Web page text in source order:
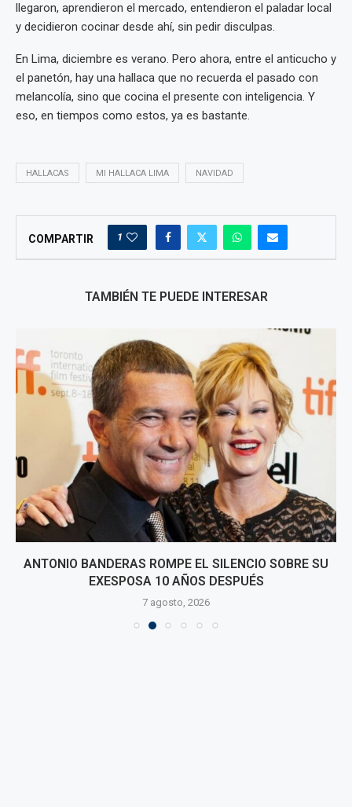
llegaron, aprendieron el mercado, entendieron el paladar local
y decidieron cocinar desde ahí, sin pedir disculpas.
En Lima, diciembre es verano. Pero ahora, entre el anticucho y
el panetón, hay una hallaca que no recuerda el pasado con
melancolía, sino que cocina el presente con inteligencia. Y
eso, en tiempos como estos, ya es bastante.
HALLACAS MI HALLACA LIMA NAVIDAD
COMPARTIR 1
TAMBIÉN TE PUEDE INTERESAR
ANTONIO BANDERAS ROMPE EL SILENCIO SOBRE SU
EXESPOSA 10 AÑOS DESPUÉS
7 agosto, 2026